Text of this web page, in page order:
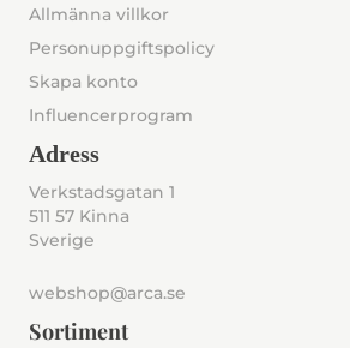
Allmänna villkor
Personuppgiftspolicy
Skapa konto
Influencerprogram
Adress
Verkstadsgatan 1
511 57 Kinna
Sverige
webshop@arca.se
Sortiment